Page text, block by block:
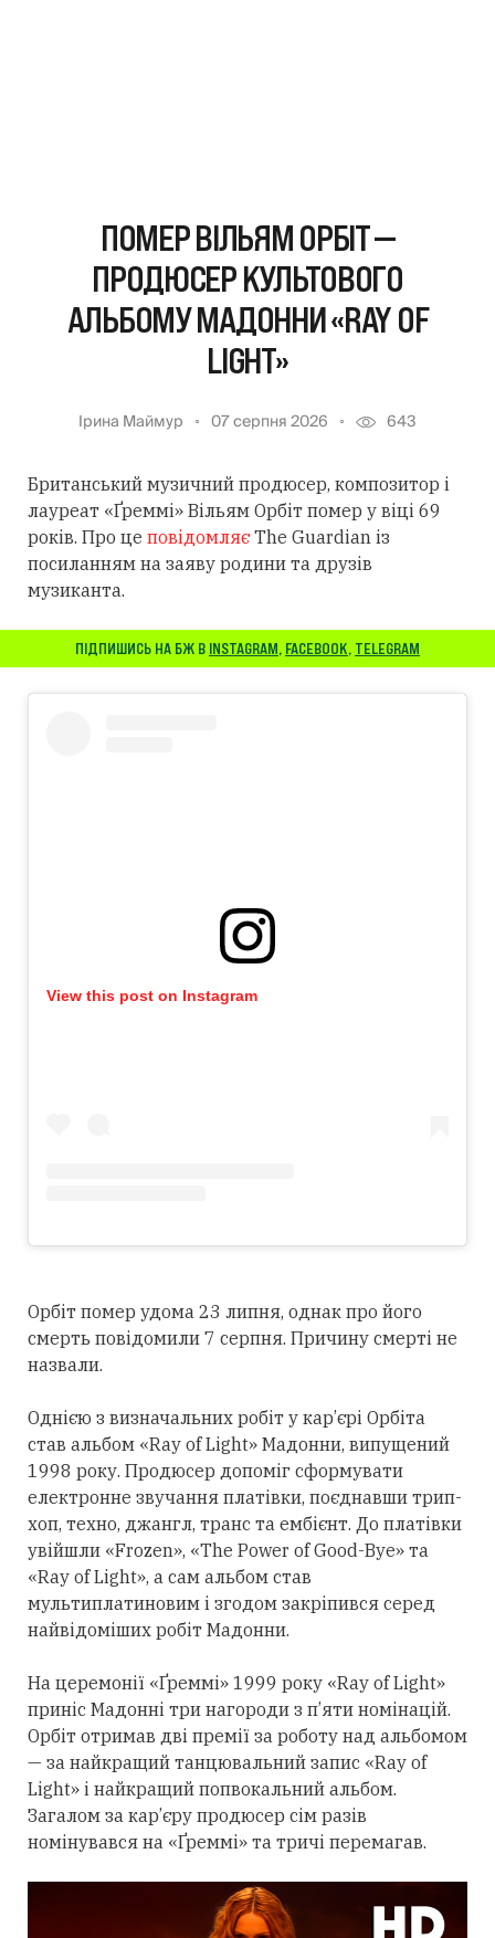
ПОМЕР ВІЛЬЯМ ОРБІТ —
ПРОДЮСЕР КУЛЬТОВОГО
АЛЬБОМУ МАДОННИ «RAY OF
LIGHT»
Ірина Маймур 07 серпня 2026 643
Британський музичний продюсер, композитор і
лауреат «Ґреммі» Вільям Орбіт помер у віці 69
років. Про це повідомляєThe Guardian із
посиланням на заяву родини та друзів
музиканта.
ПІДПИШИСЬ НА БЖ В INSTAGRAM, FACEBOOK, TELEGRAM
View this post on Instagram
Орбіт помер удома 23 липня, однак про його
смерть повідомили 7 серпня. Причину смерті не
назвали.
Однією з визначальних робіт у кар’єрі Орбіта
став альбом «Ray of Light» Мадонни, випущений
1998 року. Продюсер допоміг сформувати
електронне звучання платівки, поєднавши трип-
хоп, техно, джангл, транс та ембієнт. До платівки
увійшли «Frozen», «The Power of Good-Bye» та
«Ray of Light», а сам альбом став
мультиплатиновим і згодом закріпився серед
найвідоміших робіт Мадонни.
На церемонії «Ґреммі» 1999 року «Ray of Light»
приніс Мадонні три нагороди з п’яти номінацій.
Орбіт отримав дві премії за роботу над альбомом
— за найкращий танцювальний запис «Ray of
Light» і найкращий попвокальний альбом.
Загалом за кар’єру продюсер сім разів
номінувався на «Ґреммі» та тричі перемагав.